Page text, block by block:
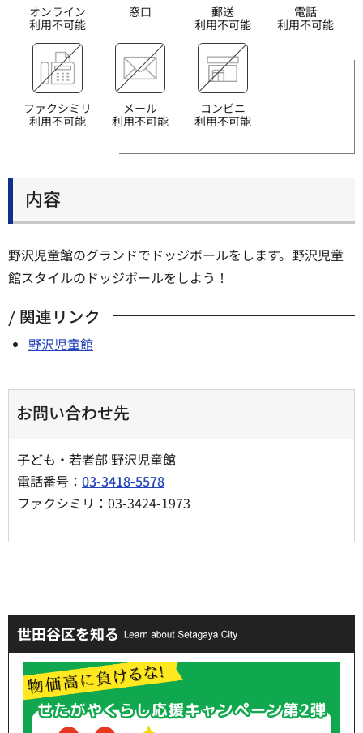
オンライン
利用不可能
窓口
郵送
利用不可能
電話
利用不可能
ファクシミリ
利用不可能
メール
利用不可能
コンビニ
利用不可能
内容
野沢児童館のグランドでドッジボールをします。野沢児童
館スタイルのドッジボールをしよう！
関連リンク
野沢児童館
お問い合わせ先
子ども・若者部 野沢児童館
電話番号： 03-3418-5578
ファクシミリ：03-3424-1973
世田谷区を知る